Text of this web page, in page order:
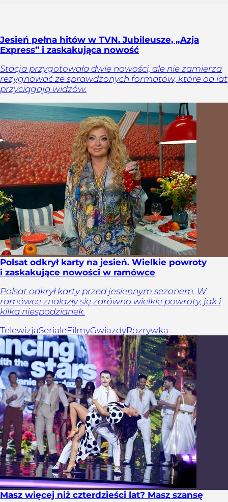
Jesień pełna hitów w TVN. Jubileusze, „Azja
Express” i zaskakująca nowość
Stacja przygotowała dwie nowości, ale nie zamierza
rezygnować ze sprawdzonych formatów, które od lat
przyciągają widzów.
Polsat odkrył karty na jesień. Wielkie powroty
i zaskakujące nowości w ramówce
Polsat odkrył karty przed jesiennym sezonem. W
ramówce znalazły się zarówno wielkie powroty, jak i
kilka niespodzianek.
TelewizjaSerialeFilmyGwiazdyRozrywka
Masz więcej niż czterdzieści lat? Masz szansę